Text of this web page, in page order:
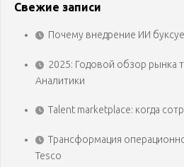
Свежие записи
Почему внедрение ИИ
2025: Годовой обзор рынка
Аналитики
Talent marketplace: когда
Трансформация
Tesco